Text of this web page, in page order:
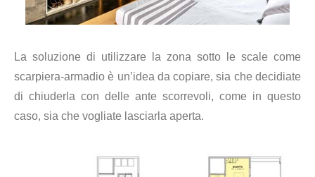
La soluzione di utilizzare la zona sotto le scale come
scarpiera-armadio è un’idea da copiare, sia che decidiate
di chiuderla con delle ante scorrevoli, come in questo
caso, sia che vogliate lasciarla aperta.